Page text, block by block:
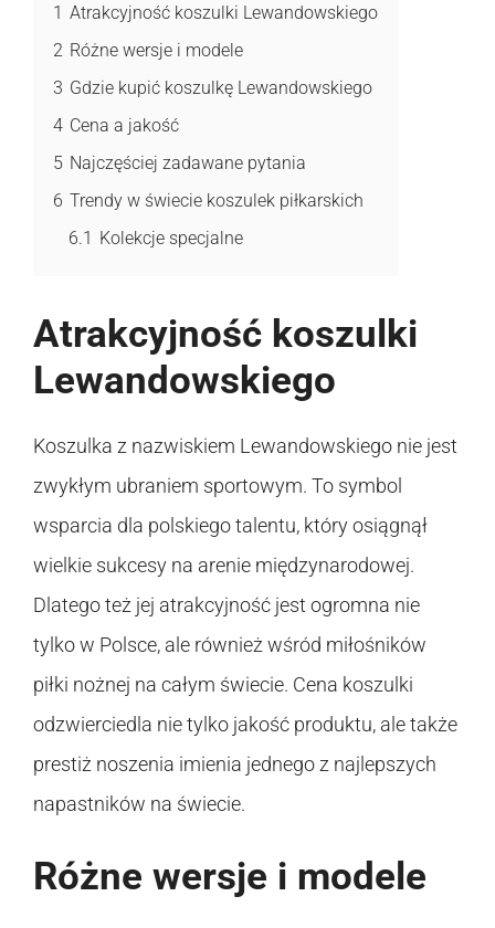
1 Atrakcyjność koszulki Lewandowskiego
2 Różne wersje i modele
3 Gdzie kupić koszulkę Lewandowskiego
4 Cena a jakość
5 Najczęściej zadawane pytania
6 Trendy w świecie koszulek piłkarskich
6.1 Kolekcje specjalne
Atrakcyjność koszulki
Lewandowskiego
Koszulka z nazwiskiem Lewandowskiego nie jest
zwykłym ubraniem sportowym. To symbol
wsparcia dla polskiego talentu, który osiągnął
wielkie sukcesy na arenie międzynarodowej.
Dlatego też jej atrakcyjność jest ogromna nie
tylko w Polsce, ale również wśród miłośników
piłki nożnej na całym świecie. Cena koszulki
odzwierciedla nie tylko jakość produktu, ale także
prestiż noszenia imienia jednego z najlepszych
napastników na świecie.
Różne wersje i modele